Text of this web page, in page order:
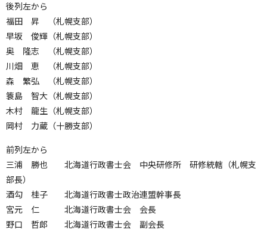
後列左から
福田 昇 （札幌支部）
早坂 俊輝（札幌支部）
奥 隆志 （札幌支部）
川畑 恵 （札幌支部）
森 繁弘 （札幌支部）
簑島 智大（札幌支部）
木村 龍生（札幌支部）
岡村 力蔵（十勝支部）
前列左から
三浦 勝也 北海道行政書士会 中央研修所 研修統轄（札幌支
部長）
酒勾 桂子 北海道行政書士政治連盟幹事長
宮元 仁 北海道行政書士会 会長
野口 哲郎 北海道行政書士会 副会長